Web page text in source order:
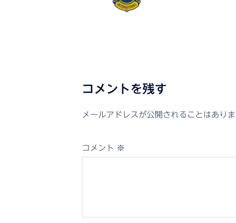
コメントを残す
メールアドレスが公開されることはありま
コメント ※